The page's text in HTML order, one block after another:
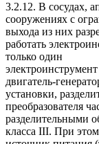
3.2.12. В сосудах,
сооружениях с
выхода из них
работать
только один
двигатель-
установки,
преобразователя
разделительными
класса III. При этом